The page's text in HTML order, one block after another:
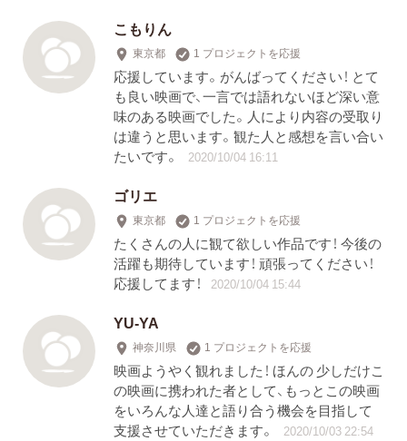
こもりん
東京都 1 プロジェクトを応援
応援しています。がんばってください！ とて
も良い映画で、一言では語れないほど深い意
味のある映画でした。人により内容の受取り
は違うと思います。観た人と感想を言い合い
たいです。
2020/10/04 16:11
ゴリエ
東京都 1 プロジェクトを応援
たくさんの人に観て欲しい作品です！ 今後の
活躍も期待しています！ 頑張ってください！
応援してます！
2020/10/04 15:44
YU-YA
神奈川県 1 プロジェクトを応援
映画ようやく観れました！ ほんの 少しだけこ
の映画に携われた者として、もっとこの映画
をいろんな人達と語り合う機会を目指して
支援させていただきます。
2020/10/03 22:54